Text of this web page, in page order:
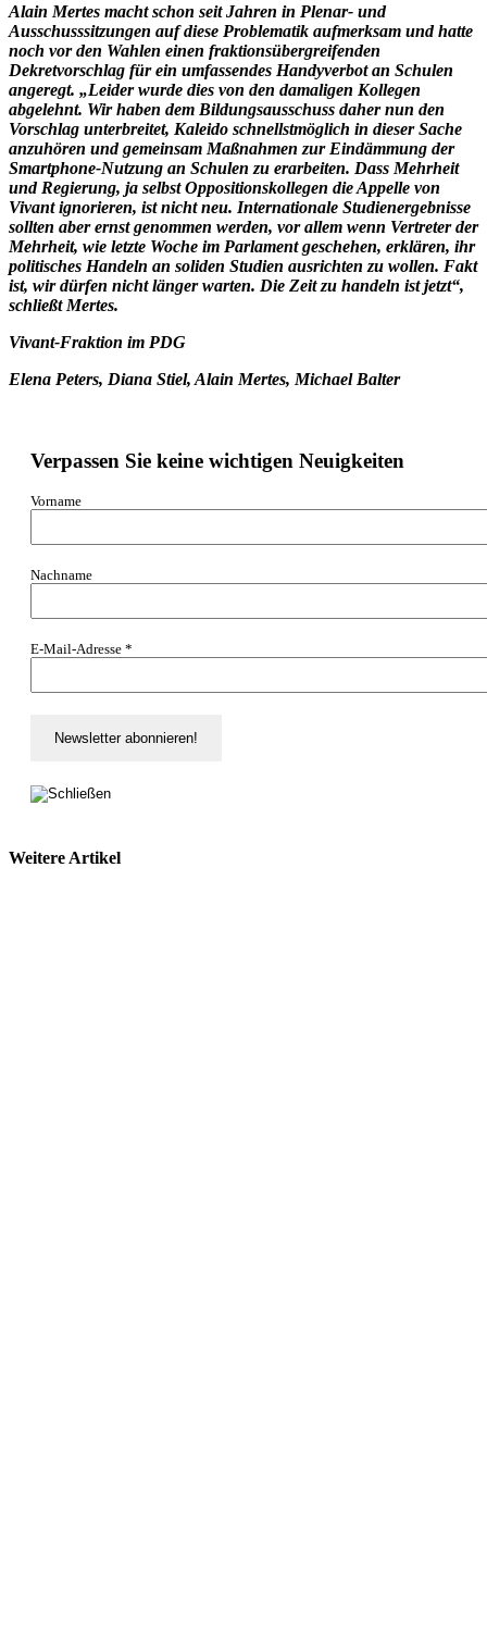
Alain Mertes macht schon seit Jahren in Plenar- und
Ausschusssitzungen auf diese Problematik aufmerksam und hatte
noch vor den Wahlen einen fraktionsübergreifenden
Dekretvorschlag für ein umfassendes Handyverbot an Schulen
angeregt. „Leider wurde dies von den damaligen Kollegen
abgelehnt. Wir haben dem Bildungsausschuss daher nun den
Vorschlag unterbreitet, Kaleido schnellstmöglich in dieser Sache
anzuhören und gemeinsam Maßnahmen zur Eindämmung der
Smartphone-Nutzung an Schulen zu erarbeiten. Dass Mehrheit
und Regierung, ja selbst Oppositionskollegen die Appelle von
Vivant ignorieren, ist nicht neu. Internationale Studienergebnisse
sollten aber ernst genommen werden, vor allem wenn Vertreter der
Mehrheit, wie letzte Woche im Parlament geschehen, erklären, ihr
politisches Handeln an soliden Studien ausrichten zu wollen. Fakt
ist, wir dürfen nicht länger warten. Die Zeit zu handeln ist jetzt“,
schließt Mertes.
Vivant-Fraktion im PDG
Elena Peters, Diana Stiel, Alain Mertes, Michael Balter
Verpassen Sie keine wichtigen Neuigkeiten
Vorname
Nachname
E-Mail-Adresse *
Weitere Artikel